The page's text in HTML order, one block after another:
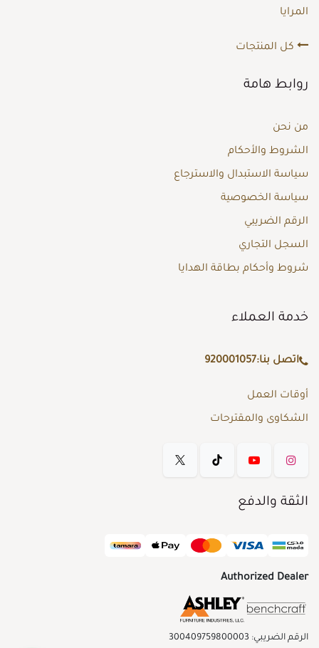
المرايا
كل المنتجات
روابط هامة
من نحن
الشروط والأحكام
سياسة الاستبدال والاسترجاع
سياسة الخصوصية
الرقم الضريبي
السجل التجاري
شروط وأحكام بطاقة الهدايا
خدمة العملاء
اتصل بنا:920001057
أوقات العمل
الشكاوى والمقترحات
الثقة والدفع
Authorized Dealer
الرقم الضريبي: 300409759800003